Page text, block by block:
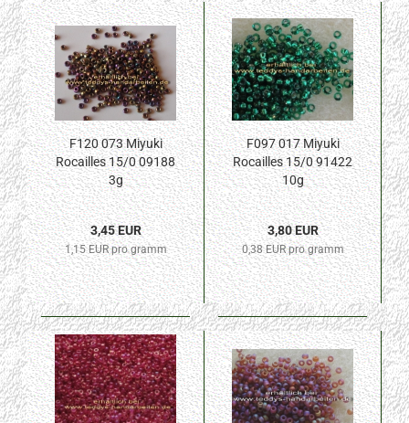
F120 073 Miyuki
Rocailles 15/0 09188
3g
3,45 EUR
1,15 EUR pro gramm
F097 017 Miyuki
Rocailles 15/0 91422
10g
3,80 EUR
0,38 EUR pro gramm